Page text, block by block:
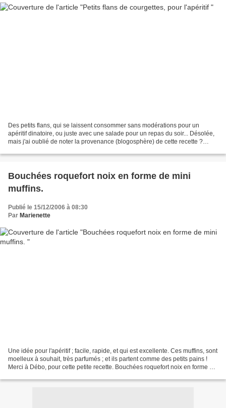
Des petits flans, qui se laissent consommer sans modérations pour un
apéritif dinatoire, ou juste avec une salade pour un repas du soir... Désolée,
mais j'ai oublié de noter la provenance (blogosphère) de cette recette ?
Bouchées roquefort noix en forme de mini
muffins.
Publié le 15/12/2006 à 08:30
Par Marienette
Une idée pour l'apéritif ; facile, rapide, et qui est excellente. Ces muffins, sont
moelleux à souhait, très parfumés ; et ils partent comme des petits pains !
Merci à Débo, pour cette petite recette. Bouchées roquefort noix en forme de